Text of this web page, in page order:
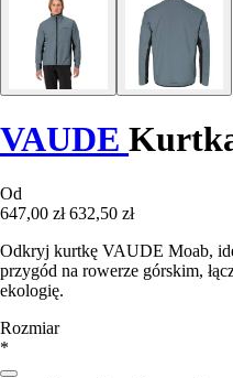
VAUDE
Od
647,00 zł 632,50 zł
Odkryj kurtkę VAUDE Moab,
przygód na rowerze górskim,
ekologię.
Rozmiar
*